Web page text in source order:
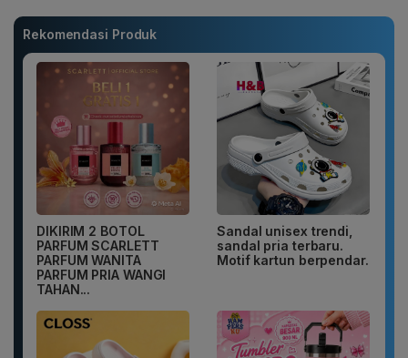
Rekomendasi Produk
DIKIRIM 2 BOTOL
PARFUM SCARLETT
PARFUM WANITA
PARFUM PRIA WANGI
TAHAN...
Sandal unisex trendi,
sandal pria terbaru.
Motif kartun berpendar.